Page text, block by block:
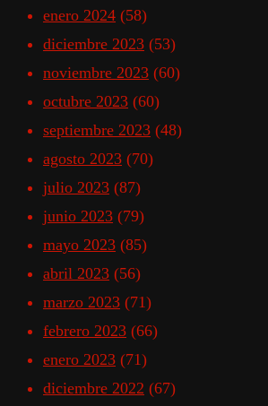
enero 2024 (58)
diciembre 2023 (53)
noviembre 2023 (60)
octubre 2023 (60)
septiembre 2023 (48)
agosto 2023 (70)
julio 2023 (87)
junio 2023 (79)
mayo 2023 (85)
abril 2023 (56)
marzo 2023 (71)
febrero 2023 (66)
enero 2023 (71)
diciembre 2022 (67)